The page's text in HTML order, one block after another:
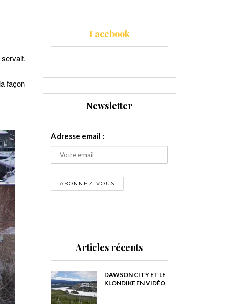
façon
Facebook
Newsletter
Adresse email :
Articles récents
DAWSON CITY ET LE
KLONDIKE EN VIDÉO